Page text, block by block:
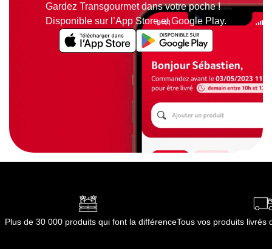
Gardez Transgourmet dans votre poche !
Disponible sur l’App Store et Google Play.
Plus de 30 000 produits qui font la différenceTous vos produits livrés